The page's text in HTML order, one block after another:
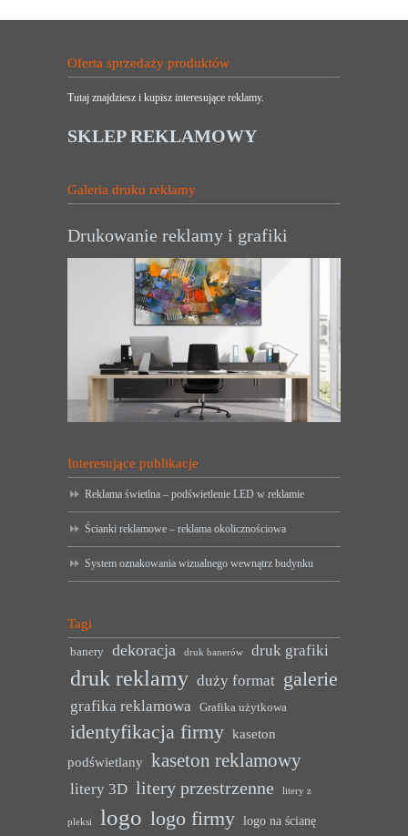
Oferta sprzedaży produktów
Tutaj znajdziesz i kupisz interesujące reklamy.
SKLEP REKLAMOWY
Galeria druku reklamy
Drukowanie reklamy i grafiki
Interesujące publikacje
Reklama świetlna – podświetlenie LED w reklamie
Ścianki reklamowe – reklama okolicznościowa
System oznakowania wizualnego wewnątrz budynku
Tagi
banery dekoracja druk banerów druk grafiki
druk reklamy duży format galerie
grafika reklamowa Grafika użytkowa
identyfikacja firmy kaseton
podświetlany kaseton reklamowy
litery 3D litery przestrzenne litery z
pleksi logo logo firmy logo na ścianę